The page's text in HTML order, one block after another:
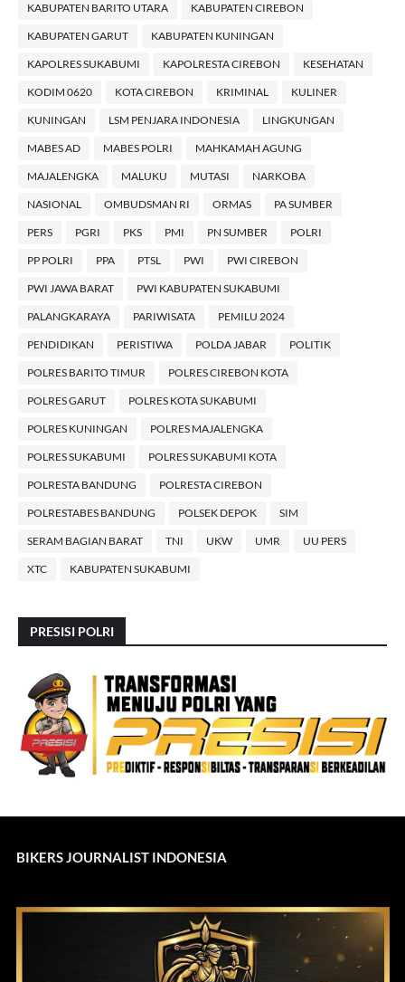
KABUPATEN BARITO UTARA KABUPATEN CIREBON
KABUPATEN GARUT KABUPATEN KUNINGAN
KAPOLRES SUKABUMI KAPOLRESTA CIREBON KESEHATAN
KODIM 0620 KOTA CIREBON KRIMINAL KULINER
KUNINGAN LSM PENJARA INDONESIA LINGKUNGAN
MABES AD MABES POLRI MAHKAMAH AGUNG
MAJALENGKA MALUKU MUTASI NARKOBA
NASIONAL OMBUDSMAN RI ORMAS PA SUMBER
PERS PGRI PKS PMI PN SUMBER POLRI
PP POLRI PPA PTSL PWI PWI CIREBON
PWI JAWA BARAT PWI KABUPATEN SUKABUMI
PALANGKARAYA PARIWISATA PEMILU 2024
PENDIDIKAN PERISTIWA POLDA JABAR POLITIK
POLRES BARITO TIMUR POLRES CIREBON KOTA
POLRES GARUT POLRES KOTA SUKABUMI
POLRES KUNINGAN POLRES MAJALENGKA
POLRES SUKABUMI POLRES SUKABUMI KOTA
POLRESTA BANDUNG POLRESTA CIREBON
POLRESTABES BANDUNG POLSEK DEPOK SIM
SERAM BAGIAN BARAT TNI UKW UMR UU PERS
XTC KABUPATEN SUKABUMI
PRESISI POLRI
BIKERS JOURNALIST INDONESIA